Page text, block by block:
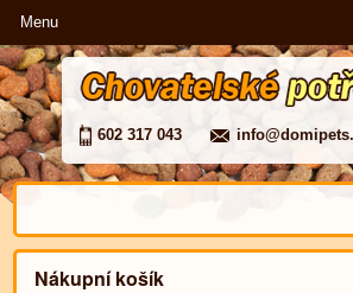
Menu
602 317 043
Nákupní košík